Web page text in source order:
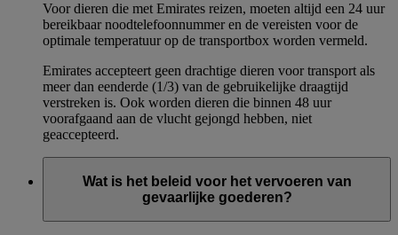
Voor dieren die met Emirates reizen, moeten altijd een 24 uur
bereikbaar noodtelefoonnummer en de vereisten voor de
optimale temperatuur op de transportbox worden vermeld.
Emirates accepteert geen drachtige dieren voor transport als
meer dan eenderde (1/3) van de gebruikelijke draagtijd
verstreken is. Ook worden dieren die binnen 48 uur
voorafgaand aan de vlucht gejongd hebben, niet
geaccepteerd.
Wat is het beleid voor het vervoeren van
gevaarlijke goederen?